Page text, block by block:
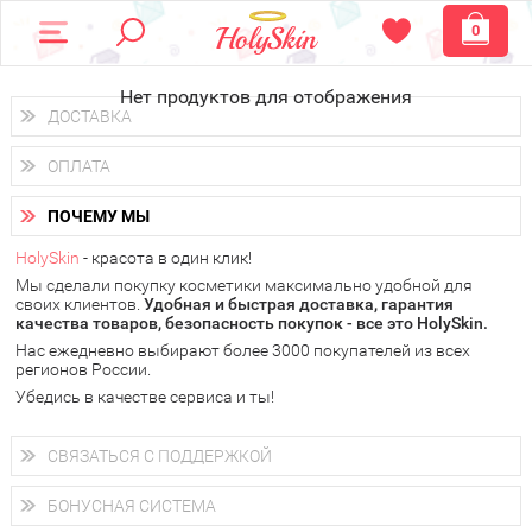
0
Нет продуктов для отображения
ДОСТАВКА
Доставка осуществляетсяпо всем городам России.
Вы можете выбрать доставку курьером, Почтой России или
получить заказ в пунктах выдачи PickPoint или пункте
самовывоза.
В 20 городах России доставка осуществляется ужена
следующий день.
у Вас всегда есть возможность получитьбесплатную
доставку от HolySkin.
подробнее об условиях доставки и оплаты в Вашем городе
ОПЛАТА
Вы можете оплатить свой заказ любым удобным способом:
наличными деньгами (
через интернет-банк (Альфа-банк, Сбербанк) и другими
электронными способами.
ПОЧЕМУ МЫ
HolySkin - красота в один клик!
Мы сделали покупку косметики максимально удобной для
своих клиентов. Удобная и быстрая доставка, гарантия
качества товаров, безопасность покупок - все это HolySkin.
Нас ежедневно выбирают более 3000 покупателей из всех
регионов России.
Убедись в качестве сервиса и ты!
СВЯЗАТЬСЯ С ПОДДЕРЖКОЙ
+7 (800) 707-24-55
Мы будем рады ответить на все Ваши вопросы по работе
магазина, проконсультировать по товарам, рассказать о
БОНУСНАЯ СИСТЕМА